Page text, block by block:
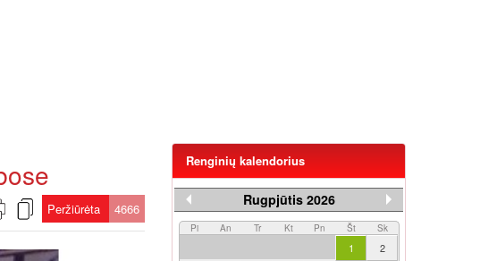
Peržiūrėta 4666
Renginių kalendorius
Rugpjūtis 2026
Pi An Tr Kt Pn Št Sk
1
2